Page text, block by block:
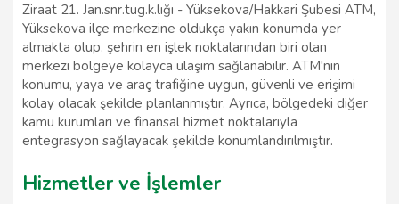
Ziraat 21. Jan.snr.tug.k.lığı - Yüksekova/Hakkari Şubesi ATM,
Yüksekova ilçe merkezine oldukça yakın konumda yer
almakta olup, şehrin en işlek noktalarından biri olan
merkezi bölgeye kolayca ulaşım sağlanabilir. ATM'nin
konumu, yaya ve araç trafiğine uygun, güvenli ve erişimi
kolay olacak şekilde planlanmıştır. Ayrıca, bölgedeki diğer
kamu kurumları ve finansal hizmet noktalarıyla
entegrasyon sağlayacak şekilde konumlandırılmıştır.
Hizmetler ve İşlemler